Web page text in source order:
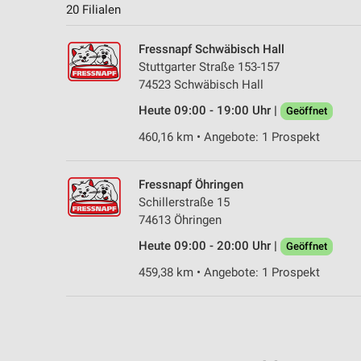
20 Filialen
Fressnapf Schwäbisch Hall
Stuttgarter Straße 153-157
74523 Schwäbisch Hall
Heute 09:00 - 19:00 Uhr |
Geöffnet
460,16 km • Angebote: 1 Prospekt
Fressnapf Öhringen
Schillerstraße 15
74613 Öhringen
Heute 09:00 - 20:00 Uhr |
Geöffnet
459,38 km • Angebote: 1 Prospekt